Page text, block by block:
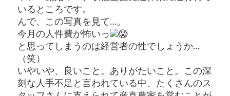
いるところです。
んで、この写真を見て…。
今月の人件費が怖いっ
と思ってしまうのは経営者の性でしょうか…
（笑）
いやいや、良いこと。ありがたいこと。この深
刻な人手不足と言われている中、たくさんのス